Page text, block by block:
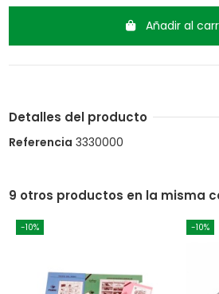
Añadir al
Detalles del producto
Referencia 3330000
9 otros productos en la misma
-10% -10%